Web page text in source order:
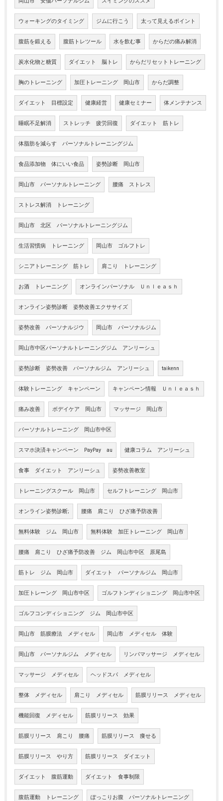
ウォーキングのタイミング ジムに行こう 太って見えるポイント
腹筋を鍛える 腹筋トレツール 水を飲む事 からだの痛み解消
炭水化物と糖質 ダイエット 脳トレ からだリセットトレーニング
胸のトレーニング 加圧トレーニング 岡山市 からだ調整
ダイエット 目標設定 健康経営 健康セミナー 体メンテナンス
睡眠不足解消 ストレッチ 疲労回復 ダイエット 筋トレ
体脂肪を減らす パーソナルトレーニングジム
食品添加物 体にいい食品 姿勢診断 岡山市
岡山市 パーソナルトレーニング 腰痛 ストレス
ストレス解消 トレーニング
岡山市 北区 パーソナルトレーニングジム
生活習慣病 トレーニング 岡山市 ゴルフトレ
シニアトレーニング 筋トレ 肩こり トレーニング
お酒 トレーニング オンラインパーソナル Ｕｎｌｅａｓｈ
オンライン姿勢診断 姿勢改善エクササイズ
姿勢改善 パーソナルジウ 岡山市 パーソナルジム
岡山市中区パーソナルトレーニングジム アンリーシュ
姿勢診断 姿勢改善 パーソナルジム アンリーシュ taikenn
体験トレーニング キャンペーン キャンペーン情報 Ｕｎｌｅａｓｈ
痛み改善 ボデイケア 岡山市 マッサージ 岡山市
パーソナルトレーニング 岡山市中区
スマホ決済キャンペーン PayPay au 健康コラム アンリーシュ
食事 ダイエット アンリーシュ 姿勢改善教室
トレーニングスクール 岡山市 セルフトレーニング 岡山市
オンライン姿勢診断; 腰痛 肩こり ひざ痛予防改善
無料体験 ジム 岡山市 無料体験 加圧トレーニング 岡山市
腰痛 肩こり ひざ痛予防改善 ジム 岡山市中区 原尾島
筋トレ ジム 岡山市 ダイエット パーソナルジム 岡山市
加圧トレーング 岡山市中区 ゴルフトンディショニング 岡山市中区
ゴルフコンディショニング ジム 岡山市中区
岡山市 筋膜療法 メディセル 岡山市 メディセル 体験
岡山市 パーソナルジム メディセル リンパマッサージ メディセル
マッサージ メディセル ヘッドスパ メディセル
整体 メディセル 肩こり メディセル 筋膜リリース メディセル
機能回復 メディセル 筋膜リリース 効果
筋膜リリース 肩こり 腰痛 筋膜リリース 痩せる
筋膜リリース やり方 筋膜リリース ダイエット
ダイエット 腹筋運動 ダイエット 食事制限
腹筋運動 トレーニング ぽっこりお腹 パーソナルトレーニング